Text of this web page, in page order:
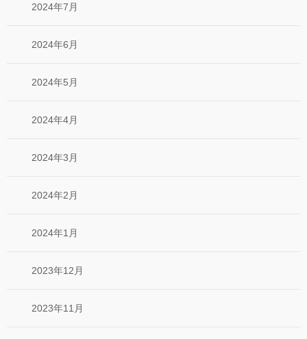
2024年7月
2024年6月
2024年5月
2024年4月
2024年3月
2024年2月
2024年1月
2023年12月
2023年11月